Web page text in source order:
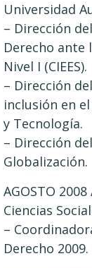
Universidad
– Dirección
Derecho ante
Nivel I (CIEES).
– Dirección
inclusión en
y Tecnología.
– Dirección
Globalización.
AGOSTO
Ciencias
–
Derecho 2009.